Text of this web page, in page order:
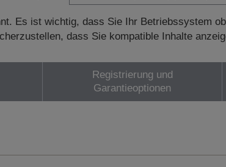
Es ist wichtig, dass Sie Ihr Betriebssystem
dass Sie kompatible Inhalte
Registrierung und
Garantieoptionen